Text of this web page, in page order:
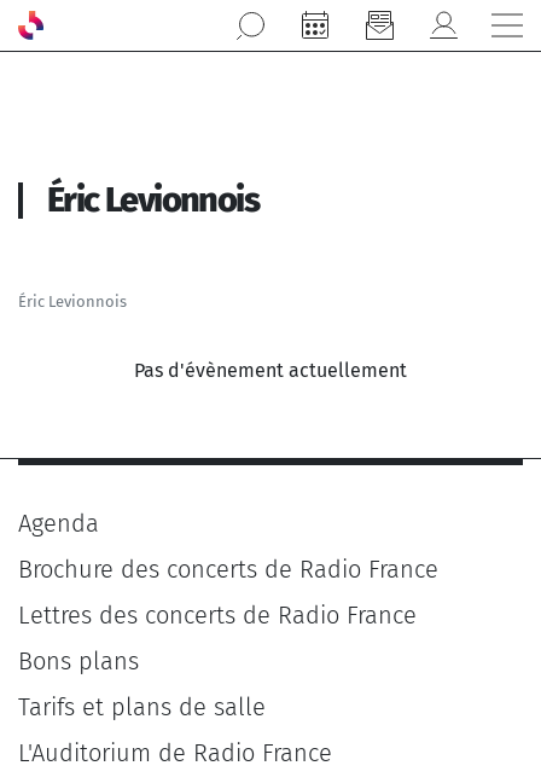
Aller au contenu principal
Éric Levionnois
Éric Levionnois
Pas d'évènement actuellement
Agenda
Brochure des concerts de Radio France
Lettres des concerts de Radio France
Bons plans
Tarifs et plans de salle
L'Auditorium de Radio France